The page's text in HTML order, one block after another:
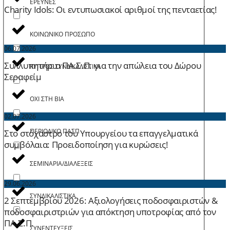
ΚΟΙΝΩΝΙΚΟ ΠΡΟΣΩΠΟ
ΚΥΠΡΟΣ ΣΥΝΔΙΚΑΛΙΣΤΙΚΑ
ΟΧΙ ΣΤΗ ΒΙΑ
ΠΕΡΙΟΔΙΚΟ ΠΑΣΠ
ΣΕΜΙΝΑΡΙΑ/ΔΙΑΛΕΞΕΙΣ
ΣΥΝΔΙΚΑΛΙΣΤΙΚΑ
ΣΥΝΕΝΤΕΥΞΕΙΣ
Charity Idols: Οι εντυπωσιακοί αριθμοί της πενταετίας!
06.07.2026
Συλλυπητήρια ΠΑ.Σ.Π. για την απώλεια του Δώρου
Σεραφείμ
02.07.2026
Στο στόχαστρο του Υπουργείου τα επαγγελματικά
συμβόλαια: Προειδοποίηση για κυρώσεις!
29.06.2026
2 Σεπτεμβρίου 2026: Aξιολογήσεις ποδοσφαιριστών &
ποδοσφαιριστριών για απόκτηση υποτροφίας από τον
ΠΑ.Σ.Π.